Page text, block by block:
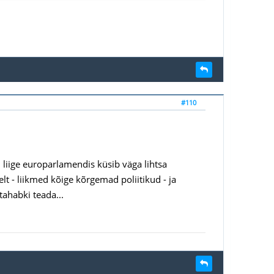
#110
europarlamendis küsib väga lihtsa
- liikmed kõige kõrgemad poliitikud - ja
teada...